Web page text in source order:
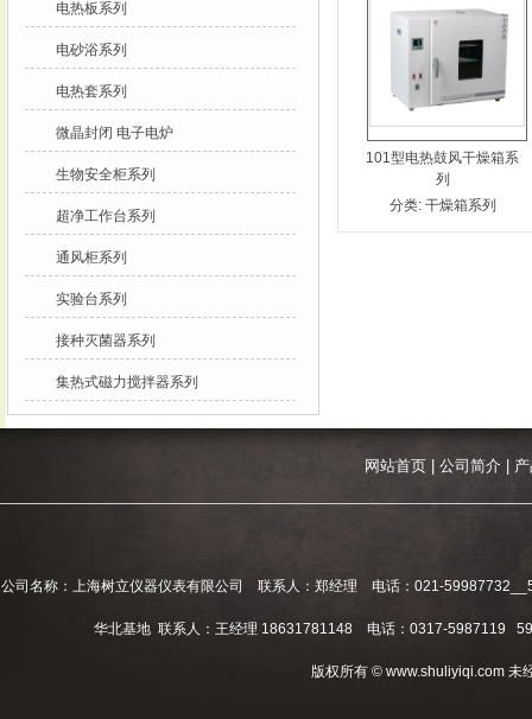
101型电热鼓风干燥箱系
列
分类: 干燥箱系列
电热板系列
电砂浴系列
电热套系列
微晶封闭 电子电炉
生物安全柜系列
超净工作台系列
通风柜系列
实验台系列
接种灭菌器系列
集热式磁力搅拌器系列
网站首页| 公司简介|
公司名称：上海树立仪器仪表有限公司 联系人：郑经理 电话：021-
华北基地 联系人：王经理 18631781148 电话：0317-5987119
版权所有 © www.shuliyiqi.com 未